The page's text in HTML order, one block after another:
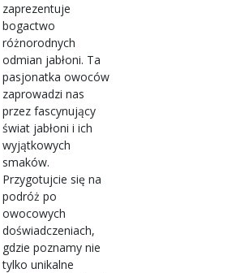
zaprezentuje
bogactwo
różnorodnych
odmian jabłoni. Ta
pasjonatka owoców
zaprowadzi nas
przez fascynujący
świat jabłoni i ich
wyjątkowych
smaków.
Przygotujcie się na
podróż po
owocowych
doświadczeniach,
gdzie poznamy nie
tylko unikalne